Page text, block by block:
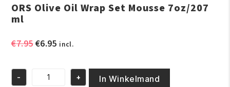
ORS Olive Oil Wrap Set Mousse 7oz/207
ml
€7.95Oorspronkelijke
€7.95.
€6.95Huidige
€6.95.
incl.
ORS
- + In Winkelmand